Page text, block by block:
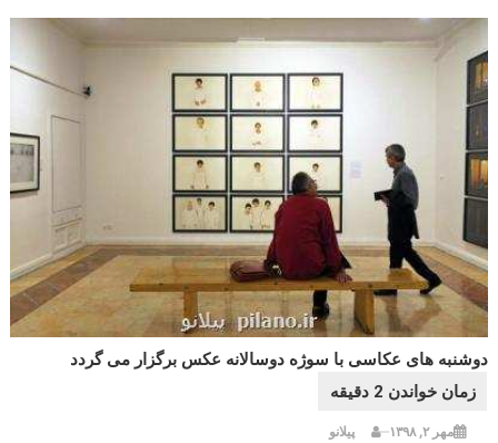
دوشنبه های عکاسی با سوژه دوسالانه عکس برگزار می گردد
مهر ۲, ۱۳۹۸ پیلانو